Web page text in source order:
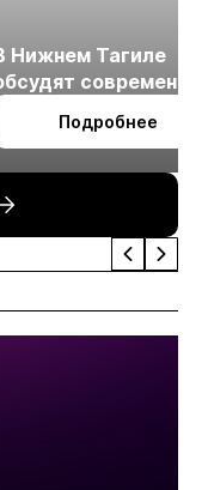
Нижнем Тагиле
Подробнее